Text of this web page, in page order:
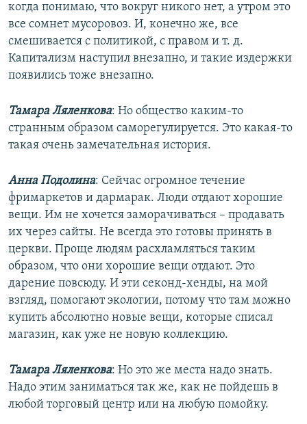
когда понимаю, что вокруг никого нет, а утром это
все сомнет мусоровоз. И, конечно же, все
смешивается с политикой, с правом и т. д.
Капитализм наступил внезапно, и такие издержки
появились тоже внезапно.
Тамара Ляленкова: Но общество каким-то
странным образом саморегулируется. Это какая-то
такая очень замечательная история.
Анна Подолина: Сейчас огромное течение
фримаркетов и дармарак. Люди отдают хорошие
вещи. Им не хочется заморачиваться – продавать
их через сайты. Не всегда это готовы принять в
церкви. Проще людям расхламляться таким
образом, что они хорошие вещи отдают. Это
дарение повсюду. И эти секонд-хенды, на мой
взгляд, помогают экологии, потому что там можно
купить абсолютно новые вещи, которые списал
магазин, как уже не новую коллекцию.
Тамара Ляленкова: Но это же места надо знать.
Надо этим заниматься так же, как не пойдешь в
любой торговый центр или на любую помойку.